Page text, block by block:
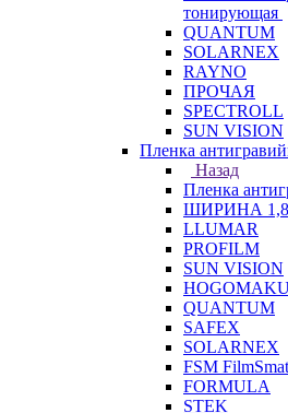
тонирующая
QUANTUM
SOLARNEX
RAYNO
ПРОЧАЯ
SPECTROLL
SUN VISION
Пленка
Назад
Пленка
ШИРИНА 1,82
LLUMAR
PROFILM
SUN VISION
QUANTUM
SAFEX
SOLARNEX
FSM
FORMULA
STEK